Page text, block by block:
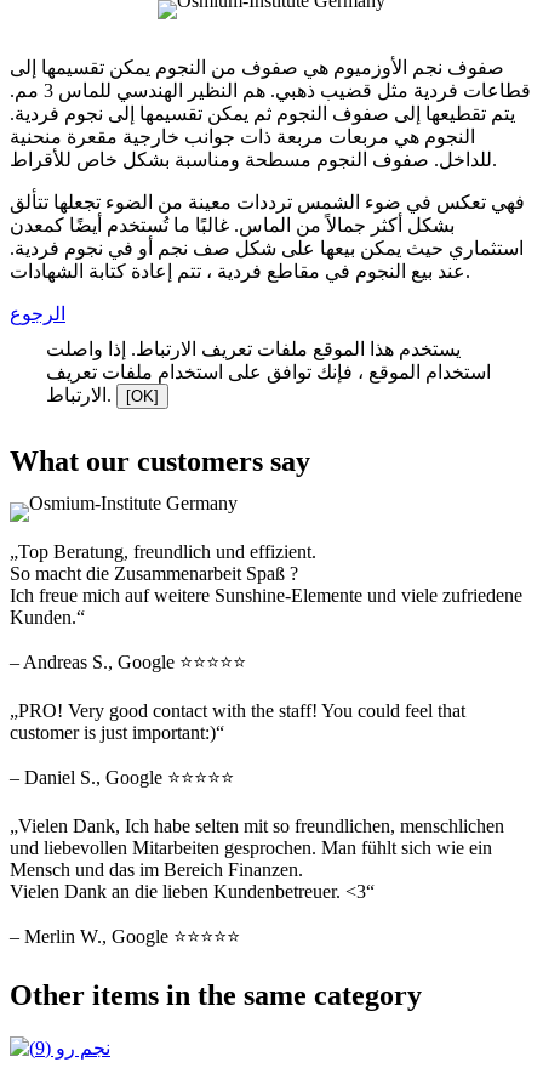
صفوف نجم الأوزميوم هي صفوف من النجوم يمكن تقسيمها إلى
قطاعات فردية مثل قضيب ذهبي. هم النظير الهندسي للماس 3 مم.
يتم تقطيعها إلى صفوف النجوم ثم يمكن تقسيمها إلى نجوم فردية.
النجوم هي مربعات مربعة ذات جوانب خارجية مقعرة منحنية
للداخل. صفوف النجوم مسطحة ومناسبة بشكل خاص للأقراط.
فهي تعكس في ضوء الشمس ترددات معينة من الضوء تجعلها تتألق
بشكل أكثر جمالاً من الماس. غالبًا ما تُستخدم أيضًا كمعدن
استثماري حيث يمكن بيعها على شكل صف نجم أو في نجوم فردية.
عند بيع النجوم في مقاطع فردية ، تتم إعادة كتابة الشهادات.
الرجوع
يستخدم هذا الموقع ملفات تعريف الارتباط. إذا واصلت
استخدام الموقع ، فإنك توافق على استخدام ملفات تعريف
الارتباط.
[OK]
What our customers say
„Top Beratung, freundlich und effizient.
So macht die Zusammenarbeit Spaß ?
Ich freue mich auf weitere Sunshine-Elemente und viele zufriedene
Kunden.“
– Andreas S., Google ⭐⭐⭐⭐⭐
„PRO! Very good contact with the staff! You could feel that
customer is just important:)“
– Daniel S., Google ⭐⭐⭐⭐⭐
„Vielen Dank, Ich habe selten mit so freundlichen, menschlichen
und liebevollen Mitarbeiten gesprochen. Man fühlt sich wie ein
Mensch und das im Bereich Finanzen.
Vielen Dank an die lieben Kundenbetreuer. <3“
– Merlin W., Google ⭐⭐⭐⭐⭐
Other items in the same category